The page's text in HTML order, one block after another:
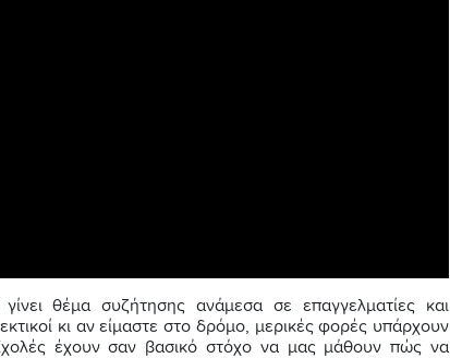
θέμα συζήτησης ανάμεσα σε επαγγελματίες και
κι αν είμαστε στο δρόμο, μερικές φορές υπάρχουν
έχουν σαν βασικό στόχο να μας μάθουν πώς να